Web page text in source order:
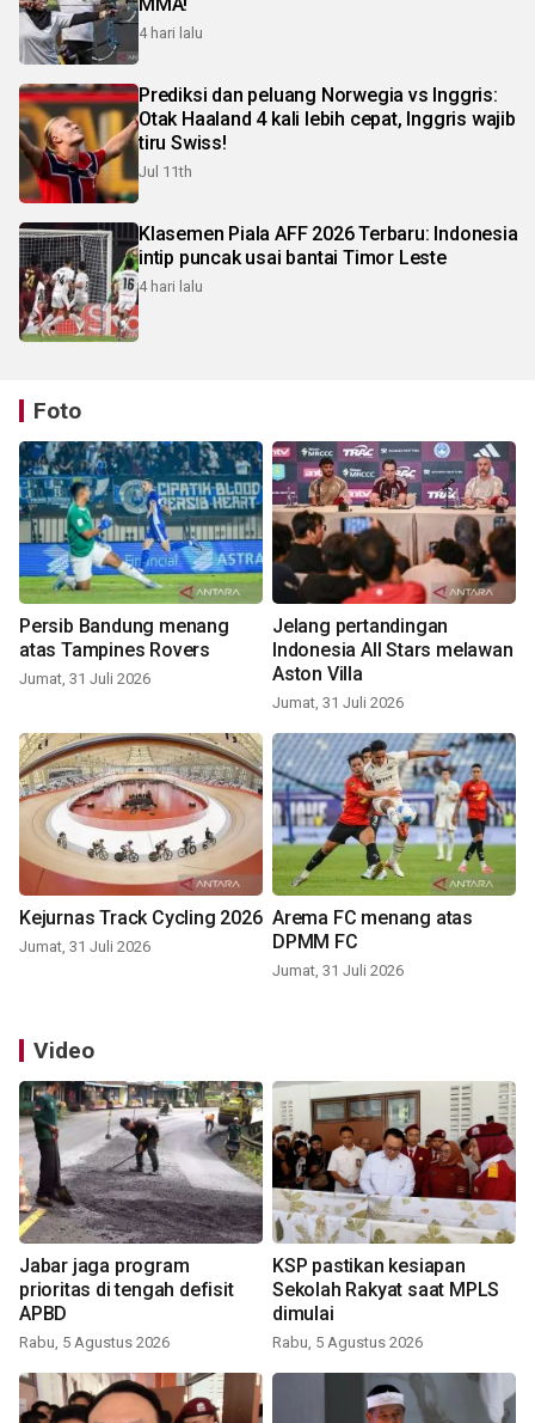
4 hari lalu
Prediksi dan peluang Norwegia vs Inggris:
Otak Haaland 4 kali lebih cepat, Inggris wajib
tiru Swiss!
Jul 11th
Klasemen Piala AFF 2026 Terbaru: Indonesia
intip puncak usai bantai Timor Leste
4 hari lalu
Foto
Persib Bandung menang
atas Tampines Rovers
Jumat, 31 Juli 2026
Jelang pertandingan
Indonesia All Stars melawan
Aston Villa
Jumat, 31 Juli 2026
Kejurnas Track Cycling 2026
Jumat, 31 Juli 2026
Arema FC menang atas
DPMM FC
Jumat, 31 Juli 2026
Video
Jabar jaga program
prioritas di tengah defisit
APBD
Rabu, 5 Agustus 2026
KSP pastikan kesiapan
Sekolah Rakyat saat MPLS
dimulai
Rabu, 5 Agustus 2026